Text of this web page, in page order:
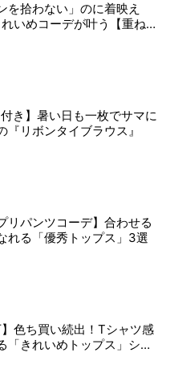
を拾わない」のに着映え
いめコーデが叶う【重ね着
付き】暑い日も一枚でサマに
『リボンタイブラウス』
リパンツコーデ】合わせる
れる「優秀トップス」3選
】色ち買い続出！Tシャツ感
「きれいめトップス」シワ